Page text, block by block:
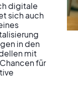
der
digitale
sich auch
in den
mit
für